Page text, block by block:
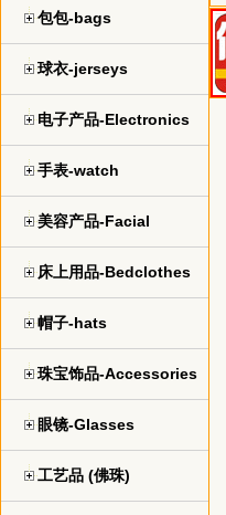
包包-bags
球衣-jerseys
电子产品-Electronics
手表-watch
美容产品-Facial
床上用品-Bedclothes
帽子-hats
珠宝饰品-Accessories
眼镜-Glasses
工艺品 (佛珠)